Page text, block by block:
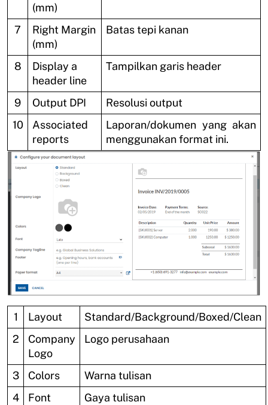
(mm)
7
Right Margin
(mm)
Batas tepi kanan
8
Display a
header line
Tampilkan garis header
9 Output DPI
Resolusi output
10
Associated
reports
Laporan/dokumen yang akan
menggunakan format ini.
1 Layout
Standard/Background/Boxed/Clean
2
Company
Logo
Logo perusahaan
3 Colors
Warna tulisan
4
Font
Gaya tulisan